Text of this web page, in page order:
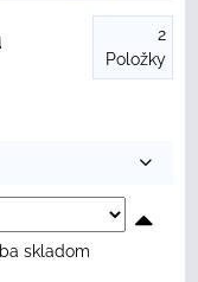
2
Položky
Iba skladom